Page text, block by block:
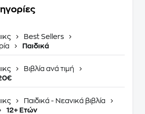
Best Sellers
Παιδικά
Βιβλία ανά τιμή
Παιδικά - Νεανικά βιβλία
12+ Ετών